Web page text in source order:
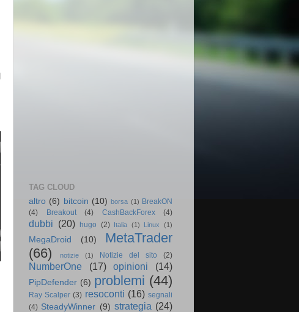
TAG CLOUD
altro (6) bitcoin (10) borsa (1) BreakON
(4)
Breakout (4) CashBackForex (4)
dubbi (20) hugo (2) Italia (1) Linux (1)
MegaDroid (10)
MetaTrader
(66)
notizie (1) Notizie del sito (2)
NumberOne (17) opinioni (14)
PipDefender (6) problemi (44)
Ray Scalper (3) resoconti (16) segnali
(4) SteadyWinner (9) strategia (24)